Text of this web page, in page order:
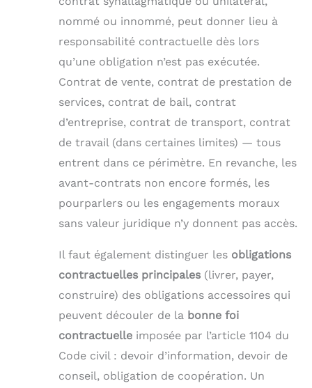
nommé ou innommé, peut donner lieu à
responsabilité contractuelle dès lors
qu’une obligation n’est pas exécutée.
Contrat de vente, contrat de prestation de
services, contrat de bail, contrat
d’entreprise, contrat de transport, contrat
de travail (dans certaines limites) — tous
entrent dans ce périmètre. En revanche, les
avant-contrats non encore formés, les
pourparlers ou les engagements moraux
sans valeur juridique n’y donnent pas accès.
Il faut également distinguer les obligations
contractuelles principales (livrer, payer,
construire) des obligations accessoires qui
peuvent découler de la bonne foi
contractuelle imposée par l’article 1104 du
Code civil : devoir d’information, devoir de
conseil, obligation de coopération. Un